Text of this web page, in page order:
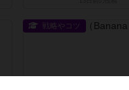
戦略やコツ